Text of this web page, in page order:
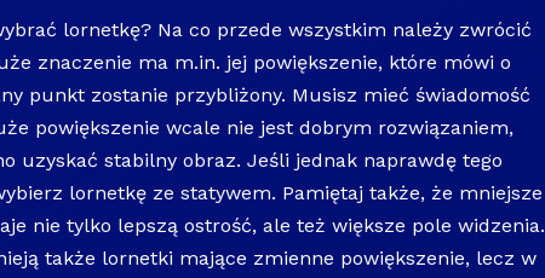
lornetkę? Na co przede wszystkim należy zwrócić
znaczenie ma m.in. jej powiększenie, które mówi o
punkt zostanie przybliżony. Musisz mieć świadomość
powiększenie wcale nie jest dobrym rozwiązaniem,
uzyskać stabilny obraz. Jeśli jednak naprawdę tego
lornetkę ze statywem. Pamiętaj także, że mniejsze
nie tylko lepszą ostrość, ale też większe pole widzenia.
także lornetki mające zmienne powiększenie, lecz w